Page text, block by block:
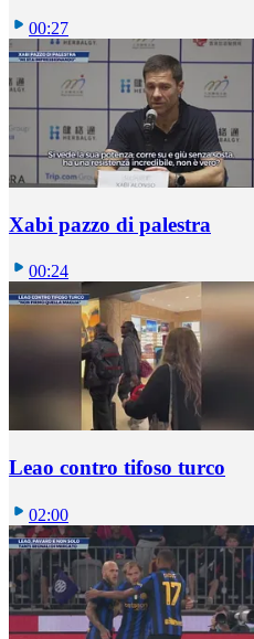
00:27
Xabi pazzo di palestra
00:24
Leao contro tifoso turco
02:00